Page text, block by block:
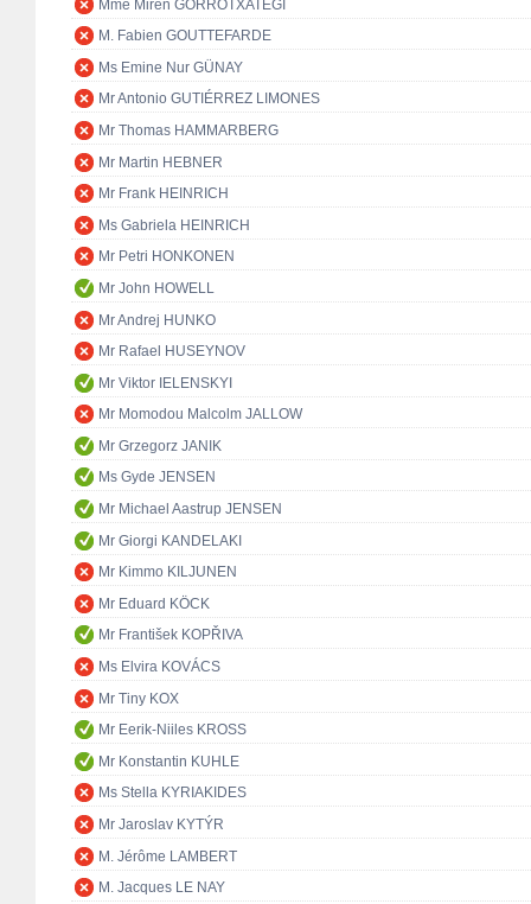
Mme Miren GORROTXATEGI
M. Fabien GOUTTEFARDE
Ms Emine Nur GÜNAY
Mr Antonio GUTIÉRREZ LIMONES
Mr Thomas HAMMARBERG
Mr Martin HEBNER
Mr Frank HEINRICH
Ms Gabriela HEINRICH
Mr Petri HONKONEN
Mr John HOWELL
Mr Andrej HUNKO
Mr Rafael HUSEYNOV
Mr Viktor IELENSKYI
Mr Momodou Malcolm JALLOW
Mr Grzegorz JANIK
Ms Gyde JENSEN
Mr Michael Aastrup JENSEN
Mr Giorgi KANDELAKI
Mr Kimmo KILJUNEN
Mr Eduard KÖCK
Mr František KOPŘIVA
Ms Elvira KOVÁCS
Mr Tiny KOX
Mr Eerik-Niiles KROSS
Mr Konstantin KUHLE
Ms Stella KYRIAKIDES
Mr Jaroslav KYTÝR
M. Jérôme LAMBERT
M. Jacques LE NAY